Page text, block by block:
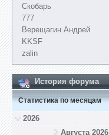
Скобарь
777
Верещагин Андрей
KKSF
zalin
История форума
Статистика по месяцам
2026
Августа 2026